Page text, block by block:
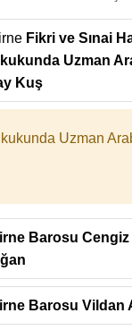
Fikri ve Sınai
Uzman
Kuş
Uzman
Barosu Cengiz
Barosu Vildan